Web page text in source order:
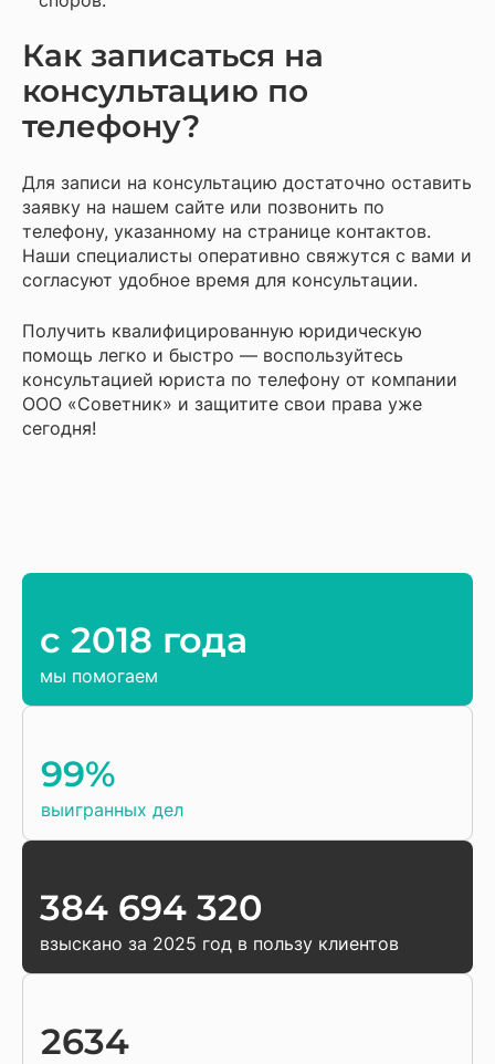
Как записаться на
консультацию по
телефону?
Для записи на консультацию достаточно оставить
заявку на нашем сайте или позвонить по
телефону, указанному на странице контактов.
Наши специалисты оперативно свяжутся с вами и
согласуют удобное время для консультации.
Получить квалифицированную юридическую
помощь легко и быстро — воспользуйтесь
консультацией юриста по телефону от компании
ООО «Советник» и защитите свои права уже
сегодня!
c 2018 года
мы помогаем
99%
выигранных дел
384 694 320
взыскано за 2025 год в пользу клиентов
2634